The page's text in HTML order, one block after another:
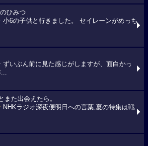
ひみつ
6の子供と行きました。 セイレーンがめっち
いぶん前に見た感じがしますが、面白かっ
...
また出会えたら。
NHKラジオ深夜便明日への言葉,夏の特集は戦